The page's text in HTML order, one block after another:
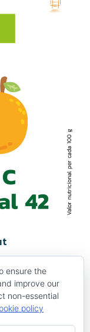
de gener de 2024
en el
l’Ebre. De ben
de diferents
com el cítric,
la vitamina C.
ensure the
improve our
non-essential
policy